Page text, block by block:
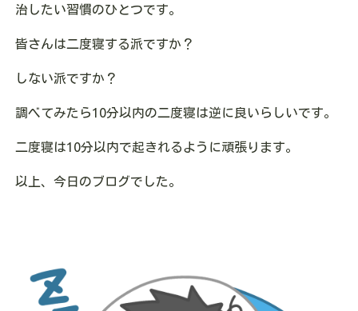
治したい習慣のひとつです。
皆さんは二度寝する派ですか？
しない派ですか？
調べてみたら10分以内の二度寝は逆に良いらしいです。
二度寝は10分以内で起きれるように頑張ります。
以上、今日のブログでした。